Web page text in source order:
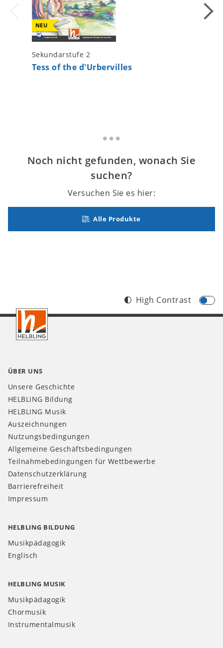
NEU
Sekundarstufe 2
Tess of the d'Urbervilles
Noch nicht gefunden, wonach Sie
suchen?
Versuchen Sie es hier:
Alle Produkte
Footer
DE
High Contrast
ÜBER UNS
Unsere Geschichte
HELBLING Bildung
HELBLING Musik
Auszeichnungen
Nutzungsbedingungen
Allgemeine Geschäftsbedingungen
Teilnahmebedingungen für Wettbewerbe
Datenschutzerklärung
Barrierefreiheit
Impressum
HELBLING BILDUNG
Musikpädagogik
Englisch
HELBLING MUSIK
Musikpädagogik
Chormusik
Instrumentalmusik